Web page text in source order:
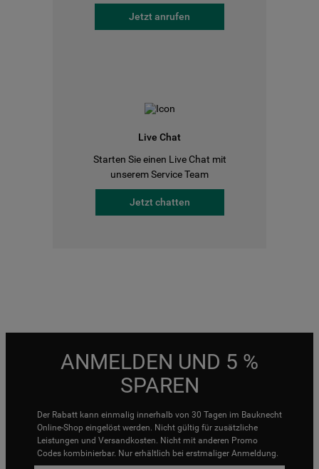
Jetzt anrufen
Live Chat
Starten Sie einen Live Chat mit
unserem Service Team
Jetzt chatten
ANMELDEN UND 5 %
SPAREN
Der Rabatt kann einmalig innerhalb von 30 Tagen im Bauknecht
Online-Shop eingelöst werden. Nicht gültig für zusätzliche
Leistungen und Versandkosten. Nicht mit anderen Promo
Codes kombinierbar. Nur erhältlich bei erstmaliger Anmeldung.